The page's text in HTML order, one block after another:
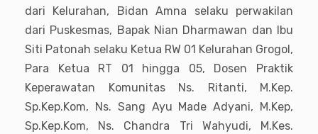
dari Kelurahan, Bidan Amna selaku perwakilan
dari Puskesmas, Bapak Nian Dharmawan dan Ibu
Siti Patonah selaku Ketua RW 01 Kelurahan Grogol,
Para Ketua RT 01 hingga 05, Dosen Praktik
Keperawatan Komunitas Ns. Ritanti, M.Kep.
Sp.Kep.Kom, Ns. Sang Ayu Made Adyani, M.Kep,
Sp.Kep.Kom, Ns. Chandra Tri Wahyudi, M.Kes.